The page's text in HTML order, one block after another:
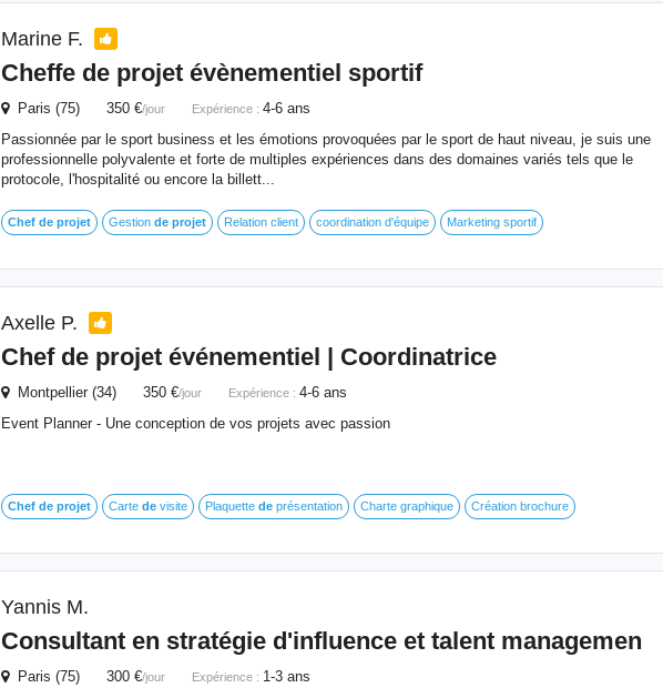
Marine F.
Cheffe de projet évènementiel sportif
Paris (75) 350 €/jour Expérience : 4-6 ans
Passionnée par le sport business et les émotions provoquées par le sport de haut niveau, je suis une
professionnelle polyvalente et forte de multiples expériences dans des domaines variés tels que le
protocole, l'hospitalité ou encore la billett...
Chef de projet Gestion de projet Relation client coordination d'équipe Marketing sportif
Axelle P.
Chef de projetévénementiel | Coordinatrice
Montpellier (34) 350 €/jour Expérience : 4-6 ans
Event Planner - Une conception de vos projets avec passion
Chef de projet Carte devisite Plaquette deprésentation Charte graphique Création brochure
Yannis M.
Consultant en stratégie d'influence et talent managemen
Paris (75) 300 €/jour Expérience : 1-3 ans